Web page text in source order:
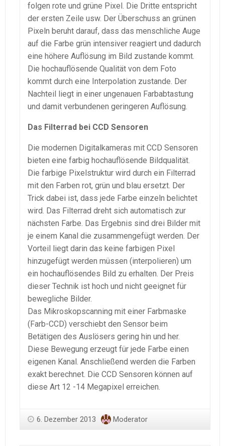
folgen rote und grüne Pixel. Die Dritte entspricht
der ersten Zeile usw. Der Überschuss an grünen
Pixeln beruht darauf, dass das menschliche Auge
auf die Farbe grün intensiver reagiert und dadurch
eine höhere Auflösung im Bild zustande kommt.
Die hochauflösende Qualität von dem Foto
kommt durch eine Interpolation zustande. Der
Nachteil liegt in einer ungenauen Farbabtastung
und damit verbundenen geringeren Auflösung.
Das Filterrad bei CCD Sensoren
Die modernen Digitalkameras mit CCD Sensoren
bieten eine farbig hochauflösende Bildqualität.
Die farbige Pixelstruktur wird durch ein Filterrad
mit den Farben rot, grün und blau ersetzt. Der
Trick dabei ist, dass jede Farbe einzeln belichtet
wird. Das Filterrad dreht sich automatisch zur
nächsten Farbe. Das Ergebnis sind drei Bilder mit
je einem Kanal die zusammengefügt werden. Der
Vorteil liegt darin das keine farbigen Pixel
hinzugefügt werden müssen (interpolieren) um
ein hochauflösendes Bild zu erhalten. Der Preis
dieser Technik ist hoch und nicht geeignet für
bewegliche Bilder.
Das Mikroskopscanning mit einer Farbmaske
(Farb-CCD) verschiebt den Sensor beim
Betätigen des Auslösers gering hin und her.
Diese Bewegung erzeugt für jede Farbe einen
eigenen Kanal. Anschließend werden die Farben
exakt berechnet. Die CCD Sensoren können auf
diese Art 12 -14 Megapixel erreichen.
6. Dezember 2013 Moderator